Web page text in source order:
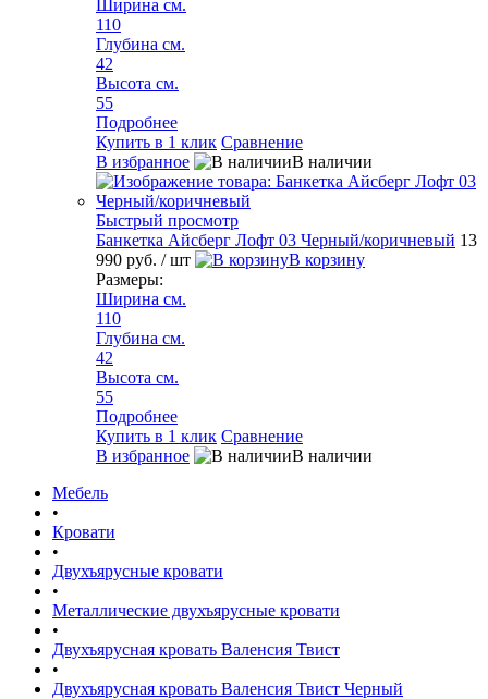
Ширина см.
110
Глубина см.
42
Высота см.
55
Подробнее
Купить в 1 клик Сравнение
В избранное
В наличии
Быстрый просмотр
Банкетка Айсберг Лофт 03 Черный/коричневый 13
990 руб. / шт
В корзину
Размеры:
Ширина см.
110
Глубина см.
42
Высота см.
55
Подробнее
Купить в 1 клик Сравнение
В избранное
В наличии
Мебель
•
Кровати
•
Двухъярусные кровати
•
Металлические двухъярусные кровати
•
Двухъярусная кровать Валенсия Твист
•
Двухъярусная кровать Валенсия Твист Черный